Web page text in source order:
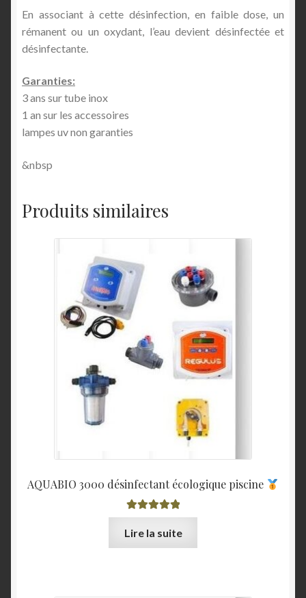
En associant à cette désinfection, en faible dose, un
rémanent ou un oxydant, l’eau devient désinfectée et
désinfectante.
Garanties:
3 ans sur tube inox
1 an sur les accessoires
lampes uv non garanties
&nbsp
Produits similaires
AQUABIO 3000 désinfectant écologique piscine
Note5.00sur
5
Lire la suite